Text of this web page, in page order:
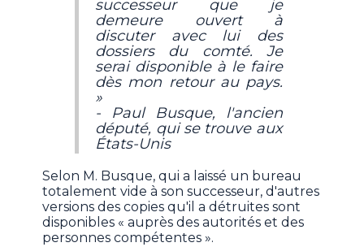
successeur que je
demeure ouvert à
discuter avec lui des
dossiers du comté. Je
serai disponible à le faire
dès mon retour au pays.
»
- Paul Busque, l'ancien
député, qui se trouve aux
États-Unis
Selon M. Busque, qui a laissé un bureau
totalement vide à son successeur, d'autres
versions des copies qu'il a détruites sont
disponibles « auprès des autorités et des
personnes compétentes ».